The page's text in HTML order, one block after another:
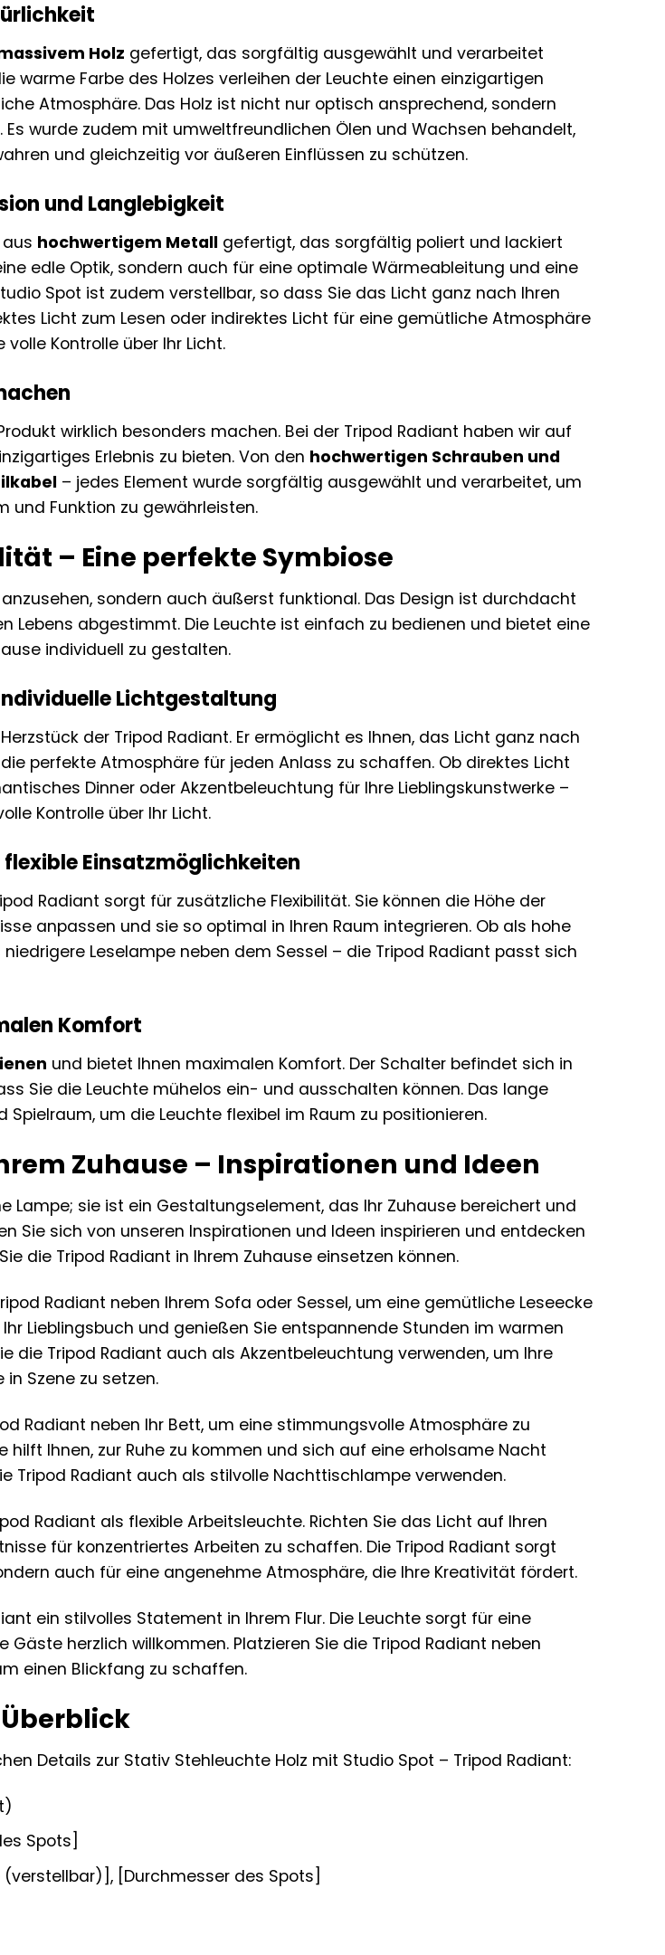
Holz gefertigt, das sorgfältig ausgewählt und verarbeitet
warme Farbe des Holzes verleihen der Leuchte einen einzigartigen
Atmosphäre. Das Holz ist nicht nur optisch ansprechend, sondern
wurde zudem mit umweltfreundlichen Ölen und Wachsen behandelt,
und gleichzeitig vor äußeren Einflüssen zu schützen.
und Langlebigkeit
hochwertigem Metall gefertigt, das sorgfältig poliert und lackiert
edle Optik, sondern auch für eine optimale Wärmeableitung und eine
Spot ist zudem verstellbar, so dass Sie das Licht ganz nach Ihren
Licht zum Lesen oder indirektes Licht für eine gemütliche Atmosphäre
Kontrolle über Ihr Licht.
wirklich besonders machen. Bei der Tripod Radiant haben wir auf
Erlebnis zu bieten. Von den hochwertigen Schrauben und
– jedes Element wurde sorgfältig ausgewählt und verarbeitet, um
und Funktion zu gewährleisten.
– Eine perfekte Symbiose
sondern auch äußerst funktional. Das Design ist durchdacht
Lebens abgestimmt. Die Leuchte ist einfach zu bedienen und bietet eine
individuell zu gestalten.
Lichtgestaltung
der Tripod Radiant. Er ermöglicht es Ihnen, das Licht ganz nach
perfekte Atmosphäre für jeden Anlass zu schaffen. Ob direktes Licht
Dinner oder Akzentbeleuchtung für Ihre Lieblingskunstwerke –
Kontrolle über Ihr Licht.
Einsatzmöglichkeiten
Radiant sorgt für zusätzliche Flexibilität. Sie können die Höhe der
anpassen und sie so optimal in Ihren Raum integrieren. Ob als hohe
Leselampe neben dem Sessel – die Tripod Radiant passt sich
Komfort
und bietet Ihnen maximalen Komfort. Der Schalter befindet sich in
Sie die Leuchte mühelos ein- und ausschalten können. Das lange
um die Leuchte flexibel im Raum zu positionieren.
Zuhause – Inspirationen und Ideen
Lampe; sie ist ein Gestaltungselement, das Ihr Zuhause bereichert und
Sie sich von unseren Inspirationen und Ideen inspirieren und entdecken
die Tripod Radiant in Ihrem Zuhause einsetzen können.
Radiant neben Ihrem Sofa oder Sessel, um eine gemütliche Leseecke
Lieblingsbuch und genießen Sie entspannende Stunden im warmen
die Tripod Radiant auch als Akzentbeleuchtung verwenden, um Ihre
Szene zu setzen.
Radiant neben Ihr Bett, um eine stimmungsvolle Atmosphäre zu
hilft Ihnen, zur Ruhe zu kommen und sich auf eine erholsame Nacht
Tripod Radiant auch als stilvolle Nachttischlampe verwenden.
Radiant als flexible Arbeitsleuchte. Richten Sie das Licht auf Ihren
für konzentriertes Arbeiten zu schaffen. Die Tripod Radiant sorgt
auch für eine angenehme Atmosphäre, die Ihre Kreativität fördert.
ein stilvolles Statement in Ihrem Flur. Die Leuchte sorgt für eine
herzlich willkommen. Platzieren Sie die Tripod Radiant neben
einen Blickfang zu schaffen.
Details zur Stativ Stehleuchte Holz mit Studio Spot – Tripod Radiant:
Spots]
(verstellbar)], [Durchmesser des Spots]